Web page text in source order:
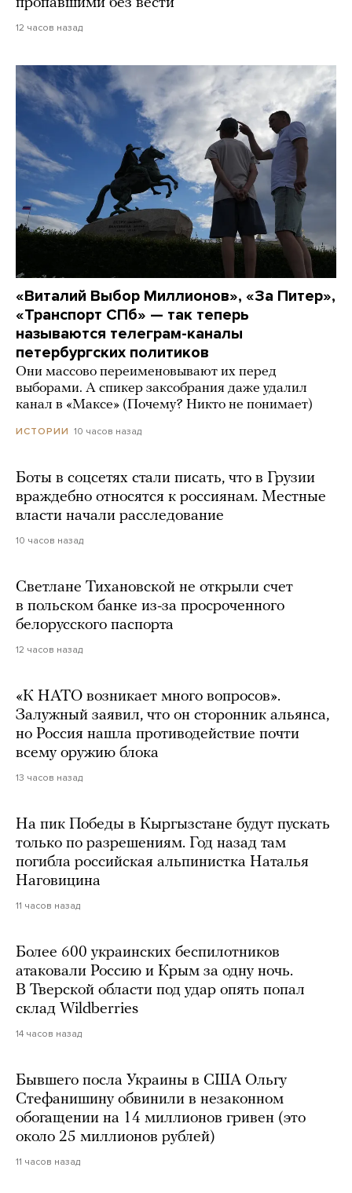
12 часов назад
«Виталий Выбор Миллионов», «За Питер»,
«Транспорт СПб» — так теперь
называются телеграм-каналы
петербургских политиков
Они массово переименовывают их перед
выборами. А спикер заксобрания даже удалил
канал в «Максе» (Почему? Никто не понимает)
ИСТОРИИ 10 часов назад
Боты в соцсетях стали писать, что в Грузии
враждебно относятся к россиянам. Местные
власти начали расследование
10 часов назад
Светлане Тихановской не открыли счет
в польском банке из-за просроченного
белорусского паспорта
12 часов назад
«К НАТО возникает много вопросов».
Залужный заявил, что он сторонник альянса,
но Россия нашла противодействие почти
всему оружию блока
13 часов назад
На пик Победы в Кыргызстане будут пускать
только по разрешениям. Год назад там
погибла российская альпинистка Наталья
Наговицина
11 часов назад
Более 600 украинских беспилотников
атаковали Россию и Крым за одну ночь.
В Тверской области под удар опять попал
склад Wildberries
14 часов назад
Бывшего посла Украины в США Ольгу
Стефанишину обвинили в незаконном
обогащении на 14 миллионов гривен (это
около 25 миллионов рублей)
11 часов назад